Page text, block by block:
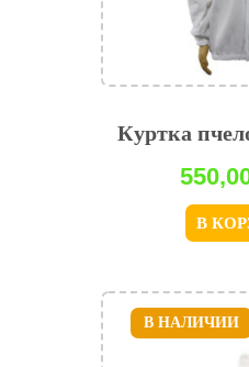
Куртка
В
В НАЛИЧИИ